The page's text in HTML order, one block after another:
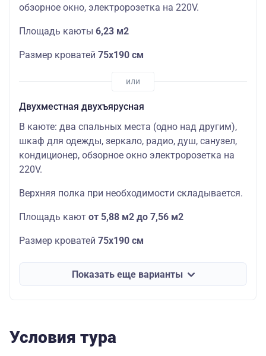
обзорное окно, электророзетка на 220V.
Площадь каюты 6,23 м2
Размер кроватей 75х190 см
Двухместная двухъярусная
В каюте: два спальных места (одно над другим),
шкаф для одежды, зеркало, радио, душ, санузел,
кондиционер, обзорное окно электророзетка на
220V.
Верхняя полка при необходимости складывается.
Площадь кают от 5,88 м2 до 7,56 м2
Размер кроватей 75х190 см
Показать еще варианты
Условия тура